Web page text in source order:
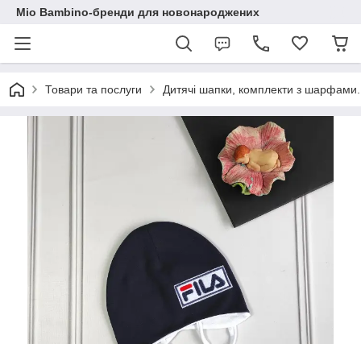
Mio Bambino-бренди для новонароджених
Товари та послуги Дитячі шапки, комплекти з шарфами.